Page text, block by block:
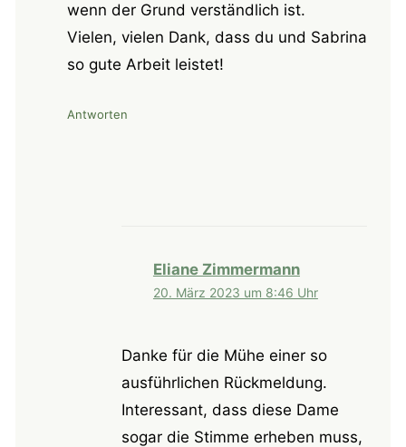
wenn der Grund verständlich ist.
Vielen, vielen Dank, dass du und Sabrina
so gute Arbeit leistet!
Antworten
Eliane Zimmermann
20. März 2023 um 8:46 Uhr
Danke für die Mühe einer so
ausführlichen Rückmeldung.
Interessant, dass diese Dame
sogar die Stimme erheben muss,